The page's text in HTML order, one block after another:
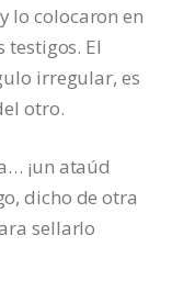
lo colocaron en
El
irregular, es
otro.
¡un ataúd
dicho de otra
sellarlo